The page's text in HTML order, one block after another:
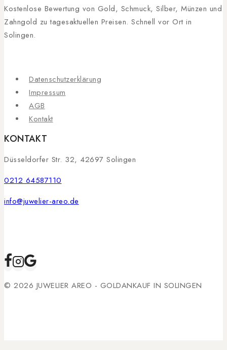
Kostenlose Bewertung von Gold, Schmuck, Silber, Münzen und
Zahngold zu tagesaktuellen Preisen. Schnell vor Ort in
Solingen.
Datenschutzerklärung
Impressum
AGB
Kontakt
KONTAKT
Düsseldorfer Str. 32, 42697 Solingen
0212 64587110
info@juwelier-areo.de
© 2026 JUWELIER AREO - GOLDANKAUF IN SOLINGEN